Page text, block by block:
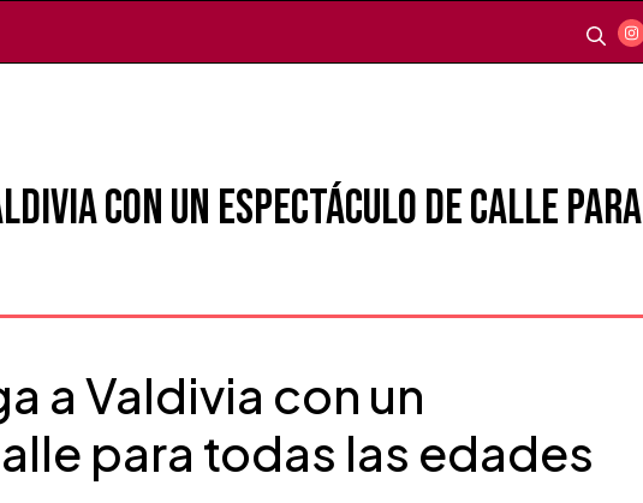
con un espectáculo de calle para
a Valdivia con un
para todas las edades